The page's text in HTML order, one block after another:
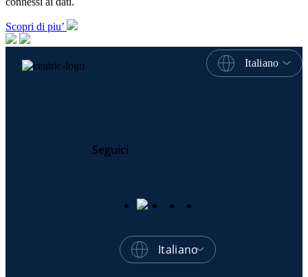
Scopri di piu’
Italiano
Seguici
Italiano